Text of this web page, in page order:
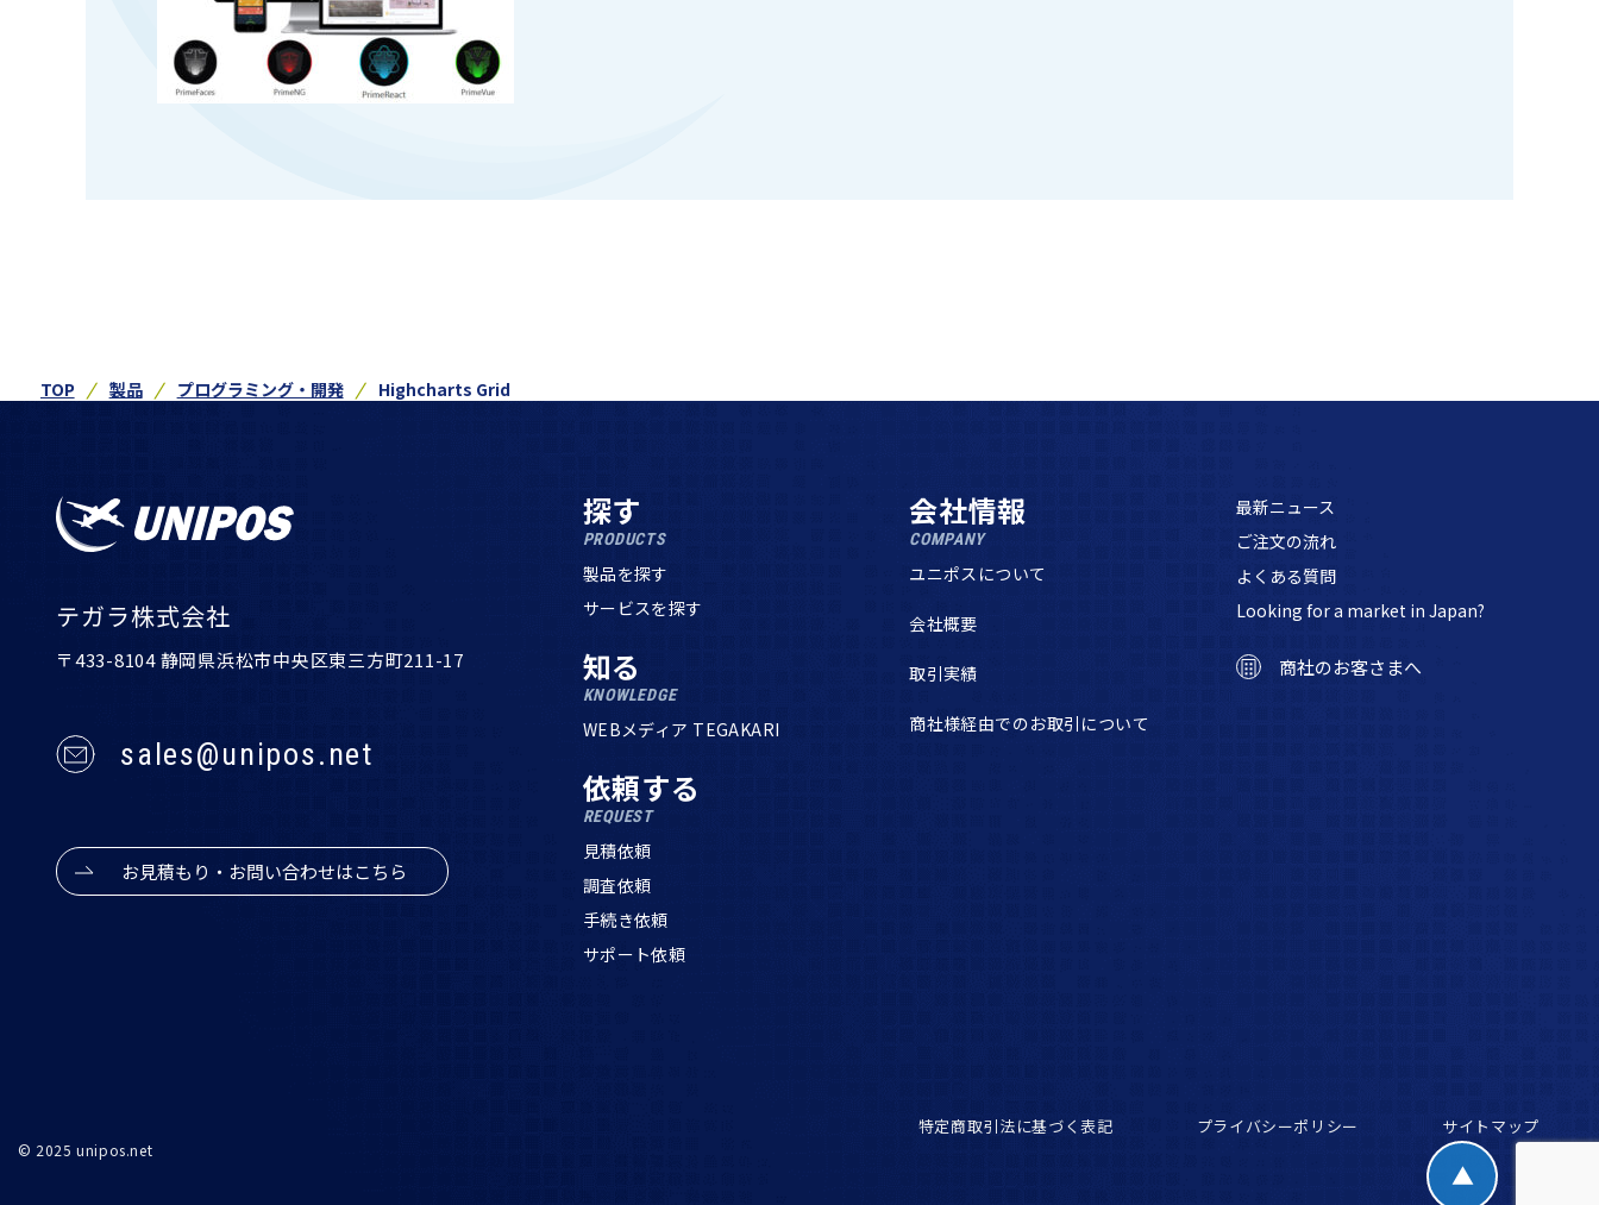
TOP 製品 プログラミング・開発 Highcharts Grid
テガラ株式会社
〒433-8104 静岡県浜松市中央区東三方町211-17
sales@unipos.net
お見積もり・お問い合わせはこちら
探す
PRODUCTS
製品を探す
サービスを探す
知る
KNOWLEDGE
WEBメディア TEGAKARI
依頼する
REQUEST
見積依頼
調査依頼
手続き依頼
サポート依頼
会社情報
COMPANY
ユニポスについて
会社概要
取引実績
商社様経由でのお取引について
最新ニュース
ご注文の流れ
よくある質問
Looking for a market in Japan?
商社のお客さまへ
© 2025 unipos.net
特定商取引法に基づく表記 プライバシーポリシー サイトマップ
▲